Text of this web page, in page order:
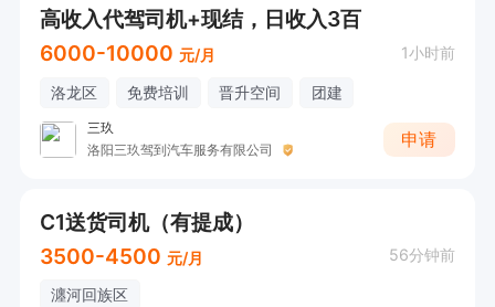
高收入代驾司机+现结，日收入3百
6000-10000 元/月 1小时前
洛龙区 免费培训 晋升空间 团建
三玖
洛阳三玖驾到汽车服务有限公司
申请
C1送货司机（有提成）
3500-4500 元/月 56分钟前
瀍河回族区